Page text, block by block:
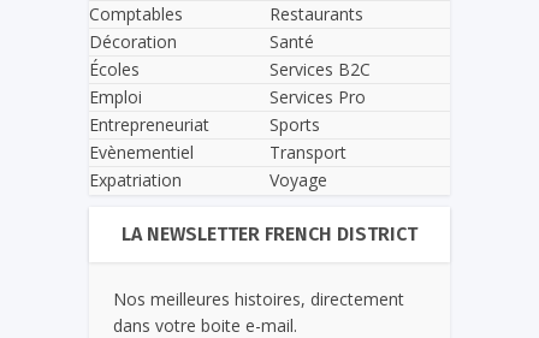
Comptables
Décoration
Écoles
Emploi
Entrepreneuriat
Evènementiel
Expatriation
Restaurants
Santé
Services B2C
Services Pro
Sports
Transport
Voyage
LA NEWSLETTER FRENCH DISTRICT
Nos meilleures histoires, directement
dans votre boite e-mail.